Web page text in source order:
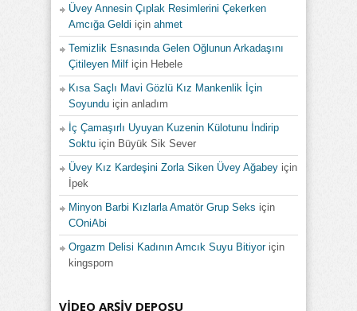
Üvey Annesin Çıplak Resimlerini Çekerken
Amcığa Geldi için ahmet
Temizlik Esnasında Gelen Oğlunun Arkadaşını
Çitileyen Milf için Hebele
Kısa Saçlı Mavi Gözlü Kız Mankenlik İçin
Soyundu için anladım
İç Çamaşırlı Uyuyan Kuzenin Külotunu İndirip
Soktu için Büyük Sik Sever
Üvey Kız Kardeşini Zorla Siken Üvey Ağabey için
İpek
Minyon Barbi Kızlarla Amatör Grup Seks için
COniAbi
Orgazm Delisi Kadının Amcık Suyu Bitiyoriçin
kingsporn
VIDEO ARŞIV DEPOSU